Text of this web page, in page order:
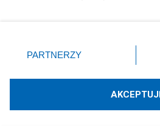
Technologię dostarcza:
zmienić/wycofać klikając przycisk
znajdujący się w lewym dolnym
rodzaje przetwarzania danych nie
użytkownika, ale masz prawo
PARTNERZY